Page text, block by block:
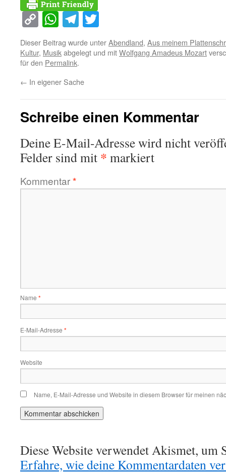
Copy
Link
WhatsApp
Telegram
Dieser Beitrag wurde unterAbendland, Aus meinem
Kultur, Musikabgelegt und mitWolfgang Amadeus Mozart
für den Permalink.
← In eigener Sache
Schreibe einen Kommentar
Deine E-Mail-Adresse wird nicht
Felder sind mit * markiert
Kommentar*
Name *
E-Mail-Adresse *
Website
Name, E-Mail-Adresse und Website in diesem Browser für meinen
Diese Website verwendet Akismet, um
Erfahre, wie deine Kommentardaten